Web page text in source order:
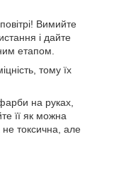
Вимийте
і дайте
етапом.
тому їх
на руках,
її як можна
токсична, але